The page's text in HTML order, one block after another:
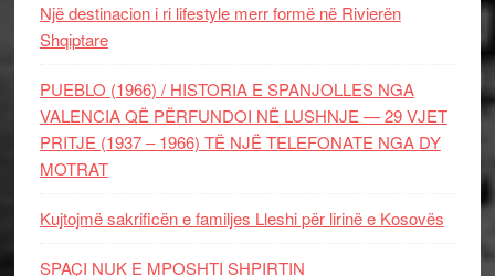
Një destinacion i ri lifestyle merr formë në Rivierën
Shqiptare
PUEBLO (1966) / HISTORIA E SPANJOLLES NGA
VALENCIA QË PËRFUNDOI NË LUSHNJE — 29 VJET
PRITJE (1937 – 1966) TË NJË TELEFONATE NGA DY
MOTRAT
Kujtojmë sakrificën e familjes Lleshi për lirinë e Kosovës
SPAÇI NUK E MPOSHTI SHPIRTIN